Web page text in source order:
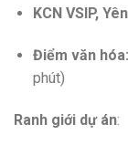
KCN VSIP,
Điểm văn hóa:
phút)
Ranh giới dự án: